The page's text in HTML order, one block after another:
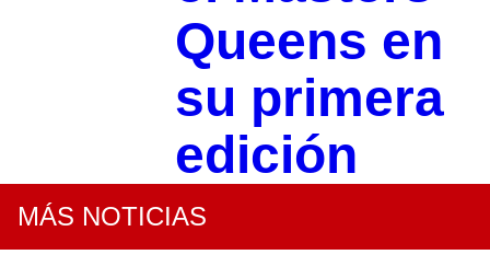
Queens en
su primera
edición
MÁS NOTICIAS